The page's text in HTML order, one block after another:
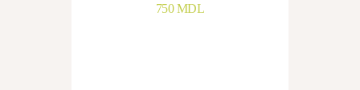
750MDL